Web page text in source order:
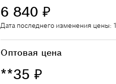
6 840 ₽
Дата последнего изменения цены:
Оптовая цена
**35 ₽